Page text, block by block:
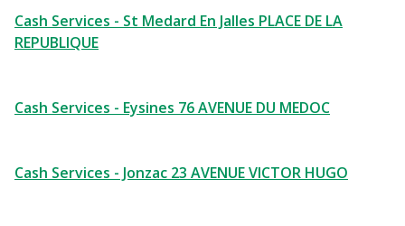
Cash Services - St Medard En Jalles PLACE DE LA
REPUBLIQUE
Cash Services - Eysines 76 AVENUE DU MEDOC
Cash Services - Jonzac 23 AVENUE VICTOR HUGO